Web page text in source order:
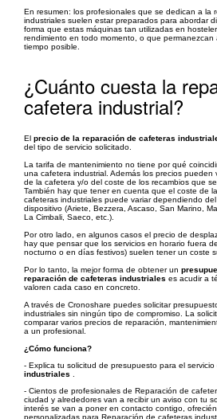
En resumen: los profesionales que se dedican a la
industriales suelen estar preparados para abordar
forma que estas máquinas tan utilizadas en
rendimiento en todo momento, o que
tiempo posible.
¿Cuánto cuesta la
cafetera industrial?
El precio de la reparación de cafeteras
del tipo de servicio solicitado.
La tarifa de mantenimiento no tiene por qué
una cafetera industrial. Además los precios
de la cafetera y/o del coste de los recambios que
También hay que tener en cuenta que el coste de
cafeteras industriales puede variar dependiendo
dispositivo (Ariete, Bezzera, Ascaso, San Marino,
La Cimbali, Saeco, etc.).
Por otro lado, en algunos casos el precio de
hay que pensar que los servicios en horario fuera
nocturno o en días festivos) suelen tener un coste
Por lo tanto, la mejor forma de obtener un
reparación de cafeteras industriales es acudir a
valoren cada caso en concreto.
A través de Cronoshare puedes solicitar
industriales sin ningún tipo de compromiso. La
comparar varios precios de reparación,
a un profesional.
¿Cómo funciona?
- Explica tu solicitud de presupuesto para el servicio
industriales
- Cientos de profesionales de Reparación de
ciudad y alrededores van a recibir un aviso con tu
interés se van a poner en contacto contigo,
personalizadas para Reparación de cafeteras